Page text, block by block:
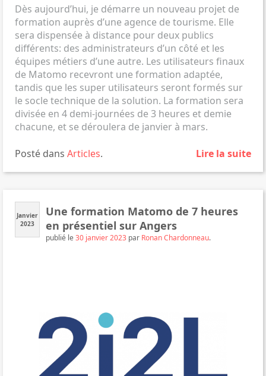
Posté dans Articles.
Dès aujourd’hui, je démarre un nouveau projet de
formation auprès d’une agence de tourisme. Elle
sera dispensée à distance pour deux publics
différents: des administrateurs d’un côté et les
équipes métiers d’une autre. Les utilisateurs finaux
de Matomo recevront une formation adaptée,
tandis que les super utilisateurs seront formés sur
le socle technique de la solution. La formation sera
divisée en 4 demi-journées de 3 heures et demie
chacune, et se déroulera de janvier à mars.
Lire la suite
Janvier
2023
Une formation Matomo de 7 heures
en présentiel sur Angers
publié le30 janvier 2023 par Ronan Chardonneau.